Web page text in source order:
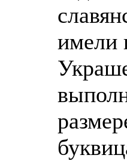
имели